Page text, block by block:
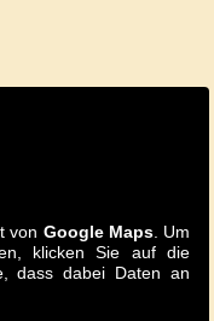
von Google Maps. Um
klicken Sie auf die
dass dabei Daten an